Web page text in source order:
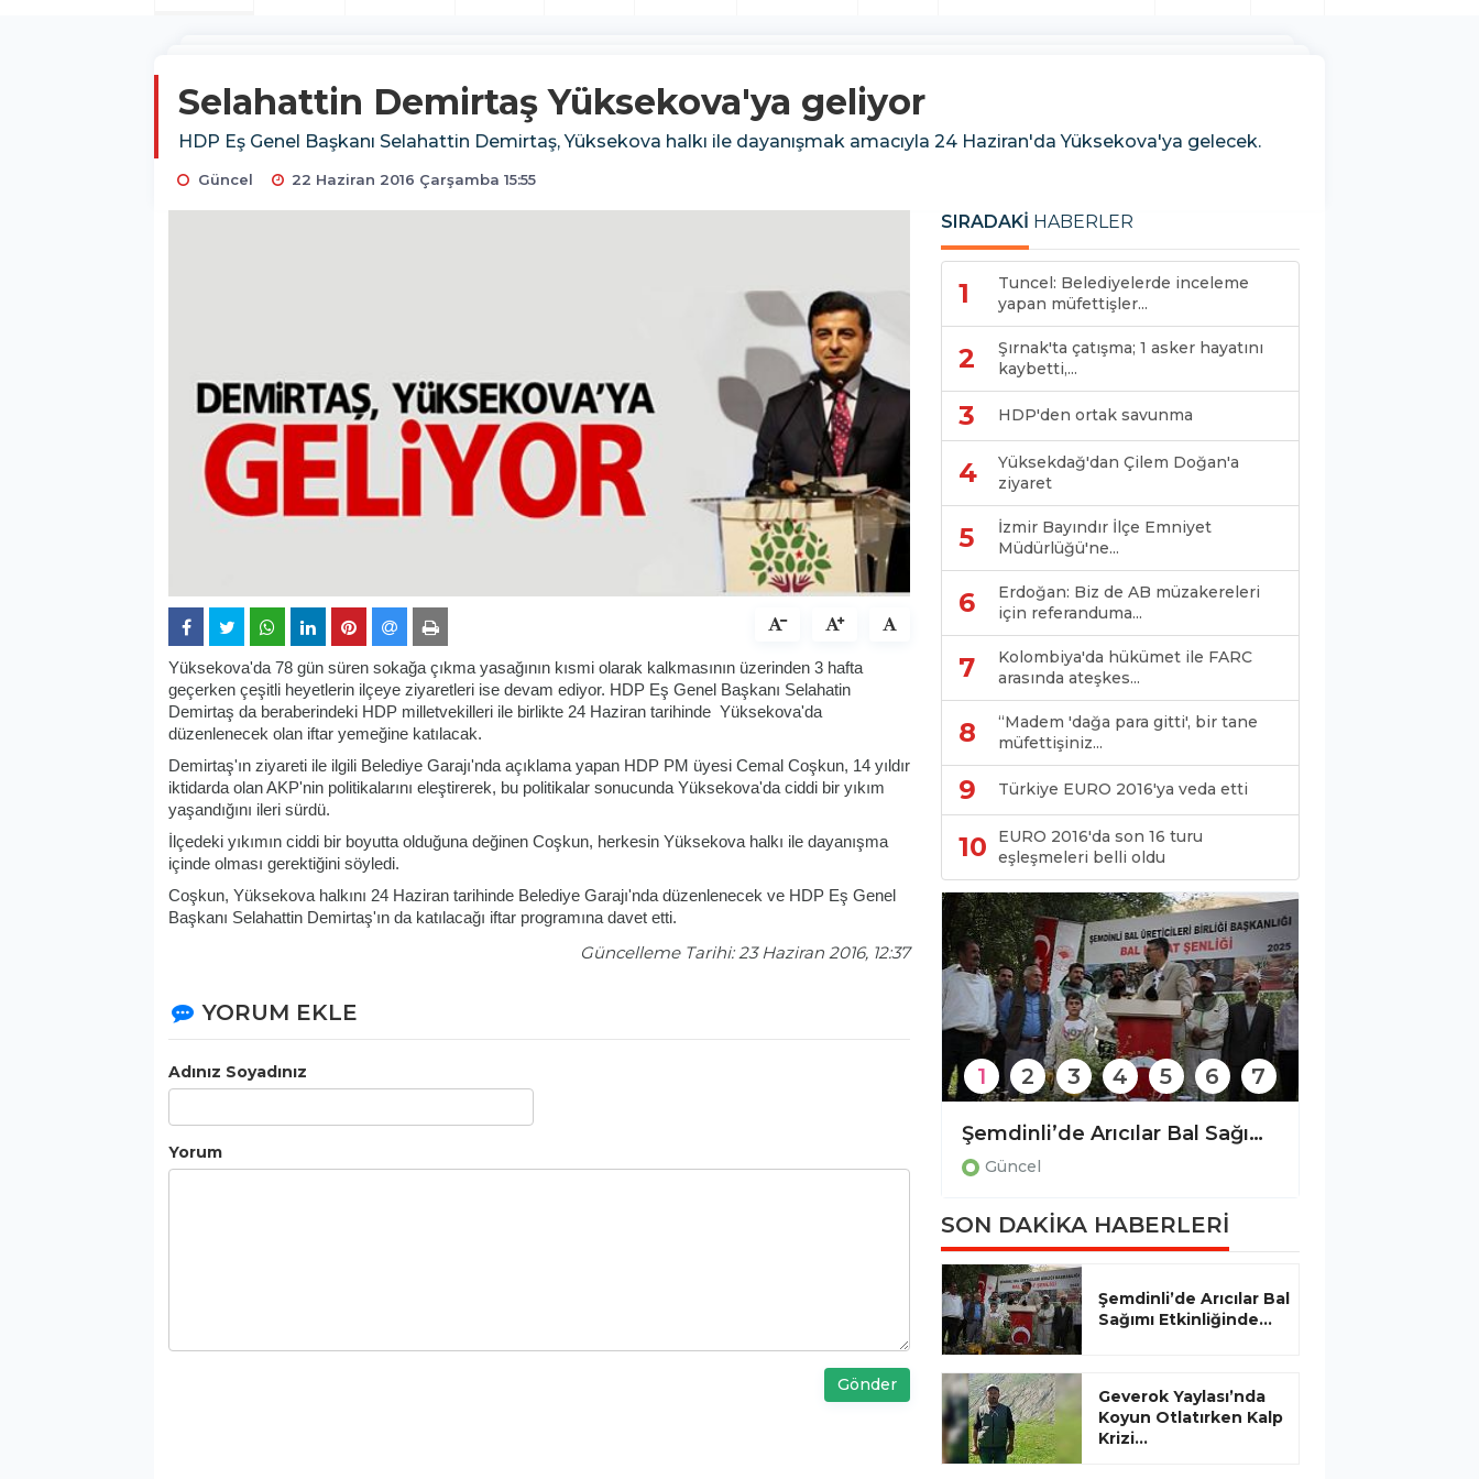
Selahattin Demirtaş Yüksekova'ya geliyor
HDP Eş Genel Başkanı Selahattin Demirtaş, Yüksekova halkı ile dayanışmak amacıyla 24 Haziran'da Yüksekova'ya gelecek.
Güncel 22 Haziran 2016 Çarşamba 15:55
Yüksekova'da 78 gün süren sokağa çıkma yasağının kısmi olarak kalkmasının üzerinden 3 hafta
geçerken çeşitli heyetlerin ilçeye ziyaretleri ise devam ediyor. HDP Eş Genel Başkanı Selahatin
Demirtaş da beraberindeki HDP milletvekilleri ile birlikte 24 Haziran tarihinde Yüksekova'da
düzenlenecek olan iftar yemeğine katılacak.
Demirtaş'ın ziyareti ile ilgili Belediye Garajı'nda açıklama yapan HDP PM üyesi Cemal Coşkun, 14 yıldır
iktidarda olan AKP'nin politikalarını eleştirerek, bu politikalar sonucunda Yüksekova'da ciddi bir yıkım
yaşandığını ileri sürdü.
İlçedeki yıkımın ciddi bir boyutta olduğuna değinen Coşkun, herkesin Yüksekova halkı ile dayanışma
içinde olması gerektiğini söyledi.
Coşkun, Yüksekova halkını 24 Haziran tarihinde Belediye Garajı'nda düzenlenecek ve HDP Eş Genel
Başkanı Selahattin Demirtaş'ın da katılacağı iftar programına davet etti.
Güncelleme Tarihi: 23 Haziran 2016, 12:37
YORUM EKLE
Adınız Soyadınız
Yorum
Gönder
SIRADAKİ HABERLER
1
Tuncel: Belediyelerde inceleme
yapan müfettişler...
2
Şırnak'ta çatışma; 1 asker hayatını
kaybetti,...
3 HDP'den ortak savunma
4
Yüksekdağ'dan Çilem Doğan'a
ziyaret
5
İzmir Bayındır İlçe Emniyet
Müdürlüğü'ne...
6
Erdoğan: Biz de AB müzakereleri
için referanduma...
7
Kolombiya'da hükümet ile FARC
arasında ateşkes...
8
“Madem 'dağa para gitti', bir tane
müfettişiniz...
9 Türkiye EURO 2016'ya veda etti
10
EURO 2016'da son 16 turu
eşleşmeleri belli oldu
Güncel
Şemdinli’de Arıcılar Bal Sağımı Etkinliğinde Bir Araya Geldi
Güncel
1 2 3 4 5 6 7
SON DAKİKA HABERLERİ
Şemdinli’de Arıcılar Bal
Sağımı Etkinliğinde...
Geverok Yaylası’nda
Koyun Otlatırken Kalp
Krizi...